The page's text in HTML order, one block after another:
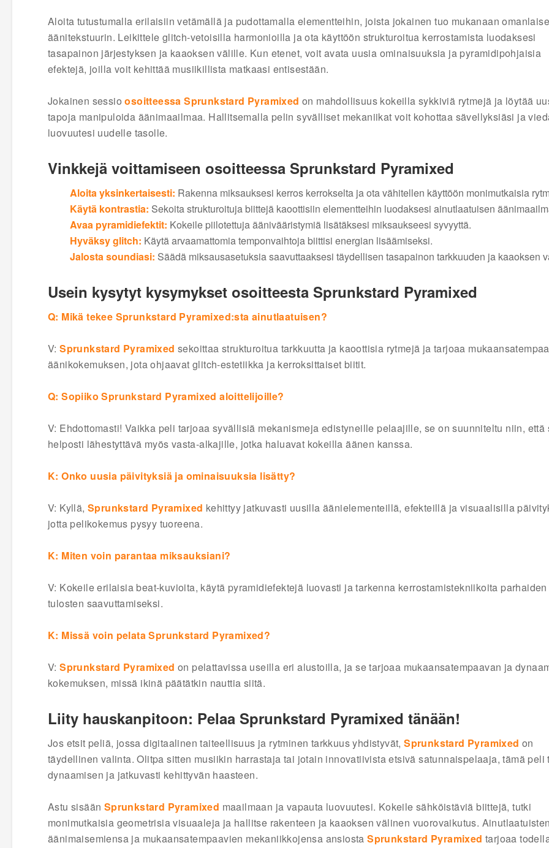
Aloita tutustumalla erilaisiin vetämällä ja pudottamalla elementteihin, joista jokainen tuo mukanaan
äänitekstuurin. Leikittele glitch-vetoisilla harmonioilla ja ota käyttöön strukturoitua kerrostamista luodaksesi
tasapainon järjestyksen ja kaaoksen välille. Kun etenet, voit avata uusia ominaisuuksia ja pyramidipohjaisia
efektejä, joilla voit kehittää musiikillista matkaasi entisestään.
Jokainen sessioosoitteessa Sprunkstard Pyramixed on mahdollisuus kokeilla sykkiviä rytmejä ja löytää
tapoja manipuloida äänimaailmaa. Hallitsemalla pelin syvälliset mekaniikat voit kohottaa sävellyksiäsi ja
luovuutesi uudelle tasolle.
Vinkkejä voittamiseen osoitteessa Sprunkstard Pyramixed
Aloita yksinkertaisesti: Rakenna miksauksesi kerros kerrokselta ja ota vähitellen käyttöön monimutkaisia
Käytä kontrastia: Sekoita strukturoituja biittejä kaoottisiin elementteihin luodaksesi ainutlaatuisen
Avaa pyramidiefektit: Kokeile piilotettuja äänivääristymiä lisätäksesi miksaukseesi syvyyttä.
Hyväksy glitch: Käytä arvaamattomia temponvaihtoja biittisi energian lisäämiseksi.
Jalosta soundiasi: Säädä miksausasetuksia saavuttaaksesi täydellisen tasapainon tarkkuuden ja kaaoksen
Usein kysytyt kysymykset osoitteesta Sprunkstard Pyramixed
Q: Mikä tekee Sprunkstard Pyramixed:sta ainutlaatuisen?
V:Sprunkstard Pyramixed sekoittaa strukturoitua tarkkuutta ja kaoottisia rytmejä ja tarjoaa
äänikokemuksen, jota ohjaavat glitch-estetiikka ja kerroksittaiset biitit.
Q: Sopiiko Sprunkstard Pyramixed aloittelijoille?
V: Ehdottomasti! Vaikka peli tarjoaa syvällisiä mekanismeja edistyneille pelaajille, se on suunniteltu niin, että
helposti lähestyttävä myös vasta-alkajille, jotka haluavat kokeilla äänen kanssa.
K: Onko uusia päivityksiä ja ominaisuuksia lisätty?
V: Kyllä, Sprunkstard Pyramixed kehittyy jatkuvasti uusilla äänielementeillä, efekteillä ja visuaalisilla
jotta pelikokemus pysyy tuoreena.
K: Miten voin parantaa miksauksiani?
V: Kokeile erilaisia beat-kuvioita, käytä pyramidiefektejä luovasti ja tarkenna kerrostamistekniikoita parhaiden
tulosten saavuttamiseksi.
K: Missä voin pelata Sprunkstard Pyramixed?
V:Sprunkstard Pyramixed on pelattavissa useilla eri alustoilla, ja se tarjoaa mukaansatempaavan ja
kokemuksen, missä ikinä päätätkin nauttia siitä.
Liity hauskanpitoon: Pelaa Sprunkstard Pyramixed tänään!
Jos etsit peliä, jossa digitaalinen taiteellisuus ja rytminen tarkkuus yhdistyvät,Sprunkstard Pyramixed on
täydellinen valinta. Olitpa sitten musiikin harrastaja tai jotain innovatiivista etsivä satunnaispelaaja, tämä peli
dynaamisen ja jatkuvasti kehittyvän haasteen.
Astu sisään Sprunkstard Pyramixed maailmaan ja vapauta luovuutesi. Kokeile sähköistäviä biittejä, tutki
monimutkaisia geometrisia visuaaleja ja hallitse rakenteen ja kaaoksen välinen vuorovaikutus. Ainutlaatuisten
äänimaisemiensa ja mukaansatempaavien mekaniikkojensa ansiostaSprunkstard Pyramixed tarjoaa